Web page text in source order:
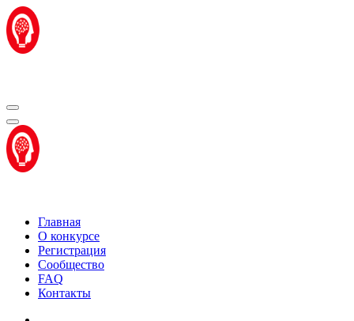
Перейти
к
содержимому
Главная
О конкурсе
Регистрация
Сообщество
FAQ
Контакты